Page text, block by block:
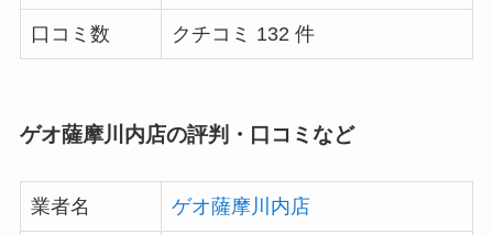
口コミ数 クチコミ 132 件
ゲオ薩摩川内店の評判・口コミなど
業者名 ゲオ薩摩川内店